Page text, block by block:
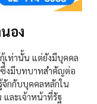
อง
เท่านั้น แต่ยังมีบุคคล
งมีบทบาทสำคัญต่อ
กกับบุคคลหลักใน
ละเจ้าหน้าที่รัฐ